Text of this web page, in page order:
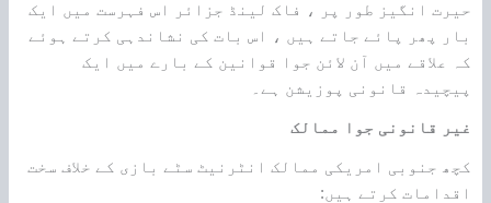
حیرت انگیز طور پر ، فاک لینڈ جزائر اس فہرست میں ایک
بار پھر پائے جاتے ہیں ، اس بات کی نشاندہی کرتے ہوئے
کہ علاقے میں آن لائن جوا قوانین کے بارے میں ایک
پیچیدہ قانونی پوزیشن ہے۔
غیر قانونی جوا ممالک
کچھ جنوبی امریکی ممالک انٹرنیٹ سٹے بازی کے خلاف سخت
اقدامات کرتے ہیں: